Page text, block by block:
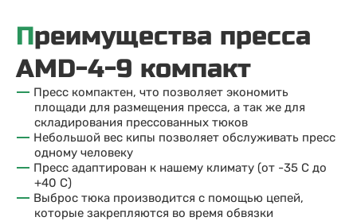
Преимущества пресса
AMD-4-9 компакт
Пресс компактен, что позволяет экономить
площади для размещения пресса, а так же для
складирования прессованных тюков
Небольшой вес кипы позволяет обслуживать пресс
одному человеку
Пресс адаптирован к нашему климату (от -35 С до
+40 С)
Выброс тюка производится с помощью цепей,
которые закрепляются во время обвязки